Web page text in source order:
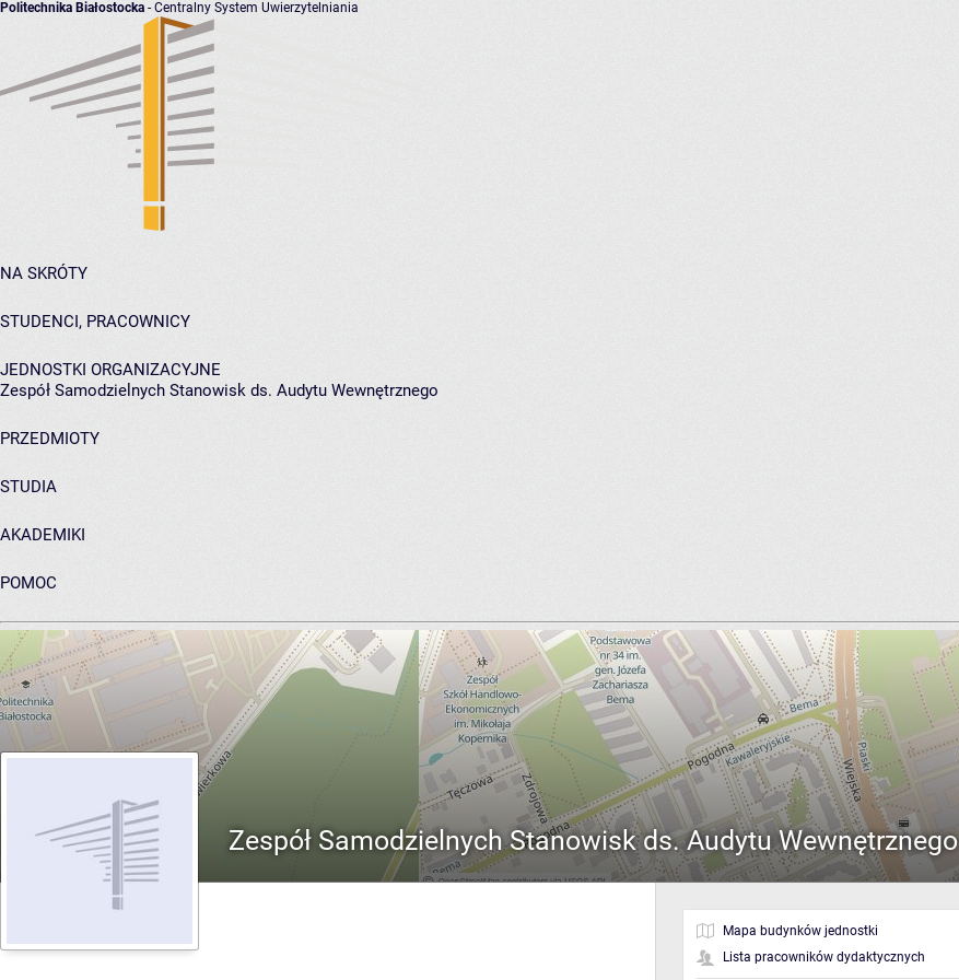
Politechnika Białostocka - Centralny System Uwierzytelniania
NA SKRÓTY
STUDENCI, PRACOWNICY
JEDNOSTKI ORGANIZACYJNE
Zespół Samodzielnych Stanowisk ds. Audytu Wewnętrznego
PRZEDMIOTY
STUDIA
AKADEMIKI
POMOC
ARCHIWUM PRAC DYPLOMOWYCH
Zespół Samodzielnych Stanowisk ds. Audytu Wewnętrznego
Mapa budynków jednostki
Lista pracowników dydaktycznych